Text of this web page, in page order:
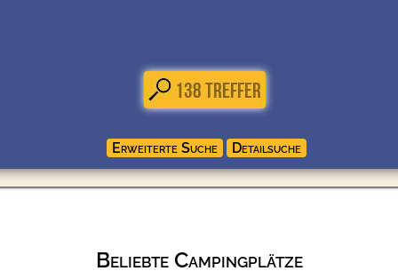
Beliebte Campingplätze